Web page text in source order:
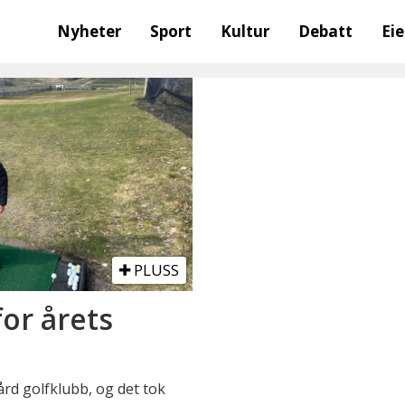
Nyheter Sport Kultur Debatt
PLUSS
årets
golfklubb, og det tok